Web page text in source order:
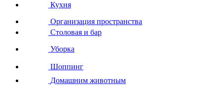
Кухня
Организация пространства
Столовая и бар
Уборка
Шоппинг
Домашним животным